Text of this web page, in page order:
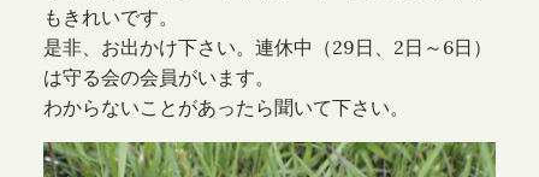
もきれいです。
是非、お出かけ下さい。連休中（29日、2日～6日）
は守る会の会員がいます。
わからないことがあったら聞いて下さい。